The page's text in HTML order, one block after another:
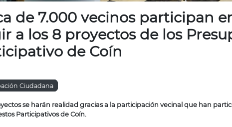
de 7.000 vecinos participan
a los 8 proyectos de los
de Coín
Ciudadana
se harán realidad gracias a la participación vecinal que han
Participativos de Coín.